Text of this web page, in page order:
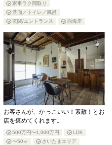
家事ラク間取り
洗面／トイレ／風呂
玄関/エントランス
西海岸
お客さんが、かっこいい！素敵！とお
店を褒めてくれます。
500万円〜1,000万円
LDK
〜50㎡
さいたまエリア